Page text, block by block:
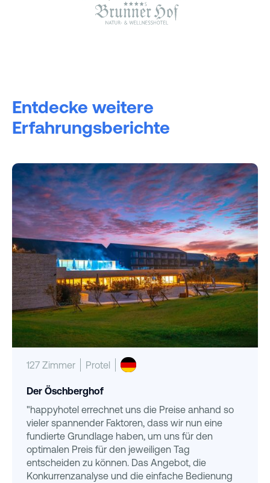
Entdecke weitere
Erfahrungsberichte
127 Zimmer Protel
Der Öschberghof
"happyhotel errechnet uns die Preise anhand so
vieler spannender Faktoren, dass wir nun eine
fundierte Grundlage haben, um uns für den
optimalen Preis für den jeweiligen Tag
entscheiden zu können. Das Angebot, die
Konkurrenzanalyse und die einfache Bedienung